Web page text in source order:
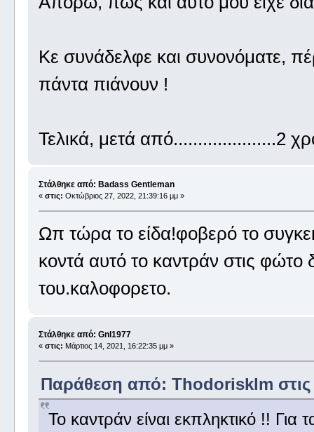
Κε συνάδελφε και συνονόματε,
πάντα πιάνουν !
Τελικά, μετά από.....................2
Στάλθηκε από: Badass Gentleman
« στις: Οκτώβριος 27, 2022, 21:39:16 μμ »
Ωπ τώρα το είδα!φοβερό το
κοντά αυτό το καντράν στις
του.καλοφορετο.
Στάλθηκε από: Gnl1977
« στις: Μάρτιος 14, 2021, 16:22:35 μμ »
Παράθεση από: Thodorisklm στις
Το καντράν είναι εκπληκτικό !!